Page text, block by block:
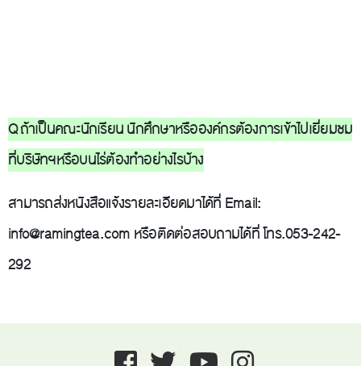
Q ถ้าเป็นคณะนักเรียน นักศึกษาหรือองค์กรต้องการเข้าไปเยี่ยมชม
ที่บริษัทฯหรือบนไร่ต้องทำอย่างไรบ้าง
สามารถส่งหนังสือแจ้งรายละเอียดมาได้ที่ Email:
info@ramingtea.com หรือติดต่อสอบถามได้ที่ โทร.053-242-
292
Facebook twitter youtube instagram